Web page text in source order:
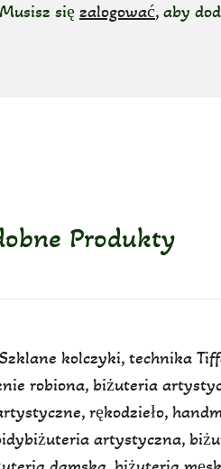
Musisz się zalogować, aby
Produkty